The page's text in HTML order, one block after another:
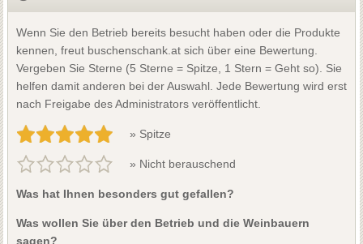
Wenn Sie den Betrieb bereits besucht haben oder die Produkte
kennen, freut buschenschank.at sich über eine Bewertung.
Vergeben Sie Sterne (5 Sterne = Spitze, 1 Stern = Geht so). Sie
helfen damit anderen bei der Auswahl. Jede Bewertung wird erst
nach Freigabe des Administrators veröffentlicht.
» Spitze
» Nicht berauschend
Was hat Ihnen besonders gut gefallen?
Was wollen Sie über den Betrieb und die Weinbauern
sagen?